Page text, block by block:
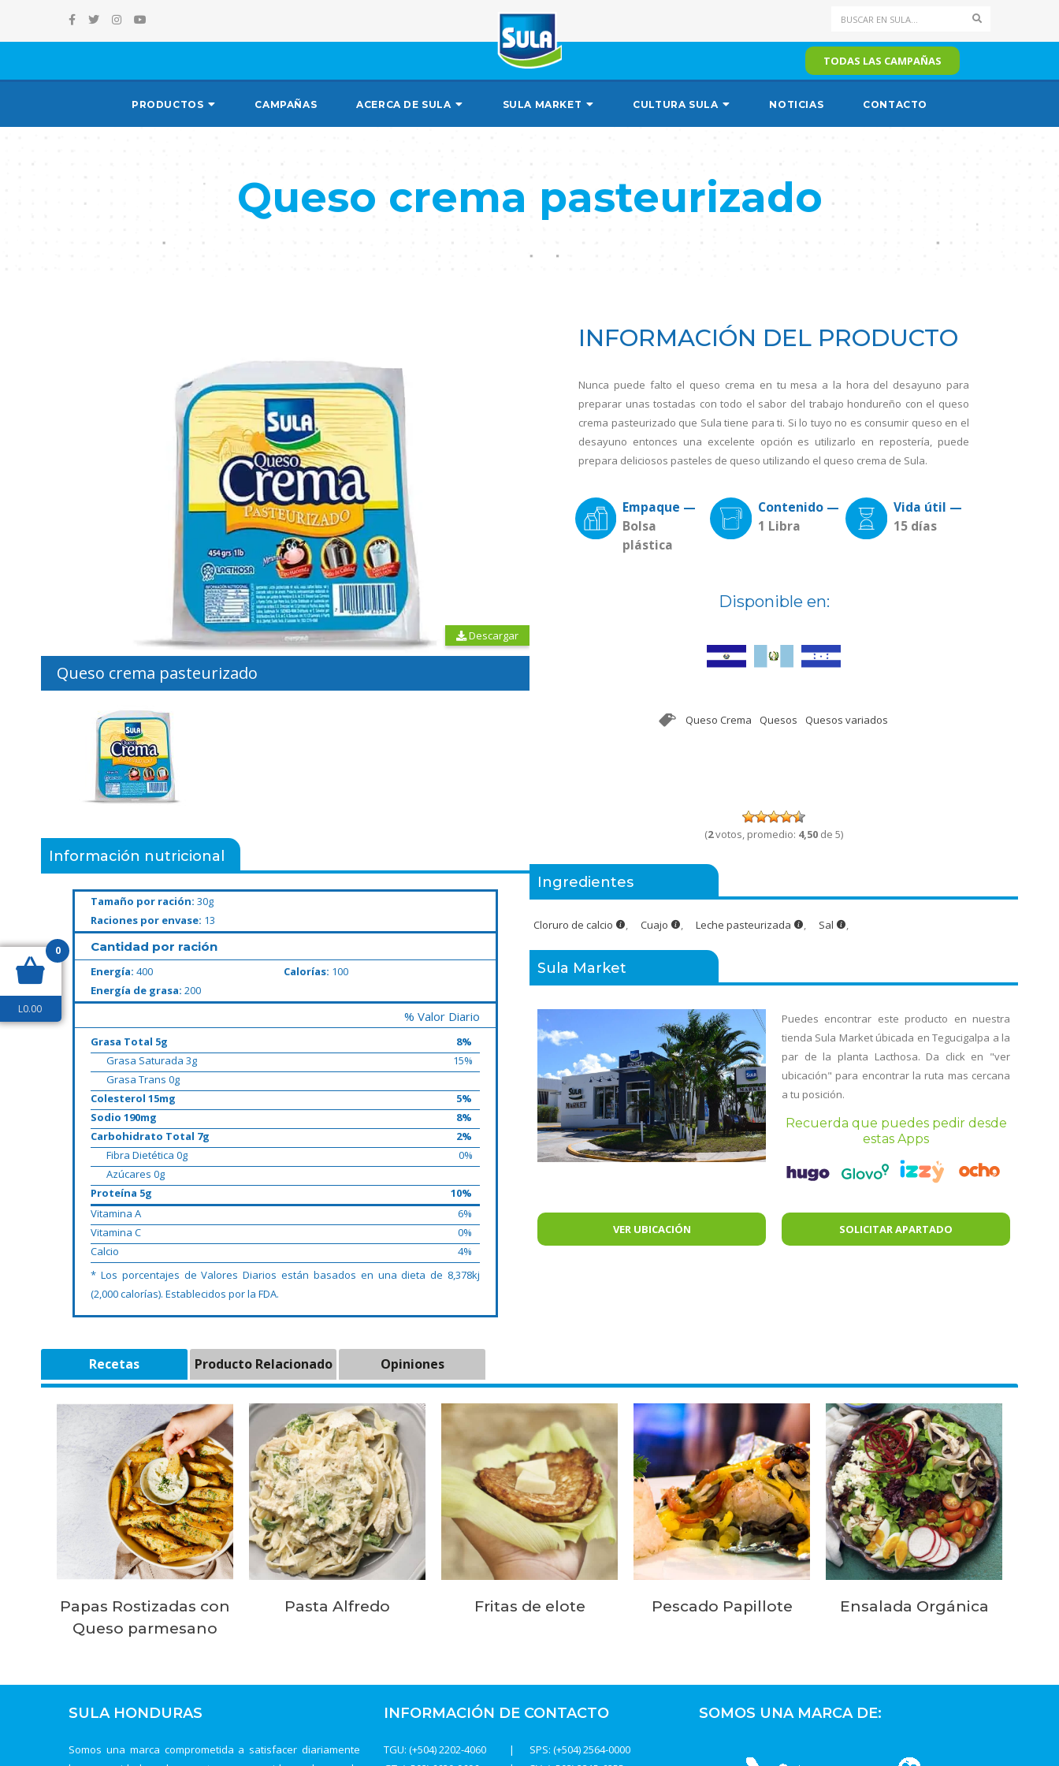
Search
TODAS LAS CAMPAÑAS
PRODUCTOS CAMPAÑAS ACERCA DE SULA SULA MARKET CULTURA SULA NOTICIAS CONTACTO
Queso crema pasteurizado
Queso crema pasteurizado
Descargar
Información nutricional
Tamaño por ración: 30g
Raciones por envase: 13
Cantidad por ración
Energía: 400 Calorías: 100
Energía de grasa: 200
% Valor Diario
Grasa Total 5g
8%
Grasa Saturada 3g
15%
Grasa Trans 0g
Colesterol 15mg
5%
Sodio 190mg
8%
Carbohidrato Total 7g
2%
Fibra Dietética 0g
0%
Azúcares 0g
Proteína 5g
10%
Vitamina A
6%
Vitamina C
0%
Calcio
4%
* Los porcentajes de Valores Diarios están basados en una dieta de 8,378kj
(2,000 calorías). Establecidos por la FDA.
INFORMACIÓN DEL PRODUCTO
Nunca puede falto el queso crema en tu mesa a la hora del desayuno para
preparar unas tostadas con todo el sabor del trabajo hondureño con el queso
crema pasteurizado que Sula tiene para ti. Si lo tuyo no es consumir queso en el
desayuno entonces una excelente opción es utilizarlo en repostería, puede
prepara deliciosos pasteles de queso utilizando el queso crema de Sula.
Empaque —
Bolsa
plástica
Contenido —
1 Libra
Vida útil —
15 días
Disponible en:
Queso Crema Quesos Quesos variados
(2votos, promedio: 4,50 de 5)
Ingredientes
Cloruro de calcio , Cuajo , Leche pasteurizada , Sal ,
Sula Market
Puedes encontrar este producto en nuestra
tienda Sula Market úbicada en Tegucigalpa a la
par de la planta Lacthosa. Da click en "ver
ubicación" para encontrar la ruta mas cercana
a tu posición.
Recuerda que puedes pedir desde
estas Apps
VER UBICACIÓN SOLICITAR APARTADO
Recetas Producto Relacionado Opiniones
Papas Rostizadas con
Queso parmesano
Pasta Alfredo Fritas de elote Pescado Papillote Ensalada Orgánica
SULA HONDURAS
Somos una marca comprometida a satisfacer diariamente
INFORMACIÓN DE CONTACTO
TGU: (+504) 2202-4060
SPS: (+504) 2564-0000
SOMOS UNA MARCA DE:
0
L0.00